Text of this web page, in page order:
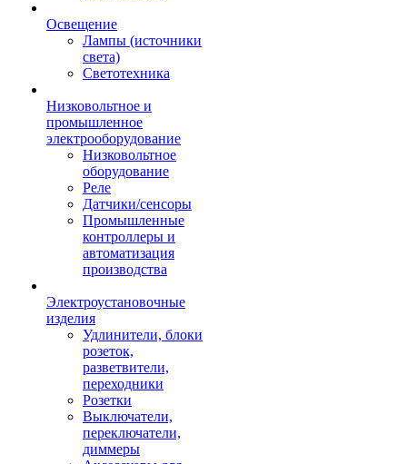
Освещение
Лампы (источники
света)
Светотехника
Низковольтное и
промышленное
электрооборудование
Низковольтное
оборудование
Реле
Датчики/сенсоры
Промышленные
контроллеры и
автоматизация
производства
Электроустановочные
изделия
Удлинители, блоки
розеток,
разветвители,
переходники
Розетки
Выключатели,
переключатели,
диммеры